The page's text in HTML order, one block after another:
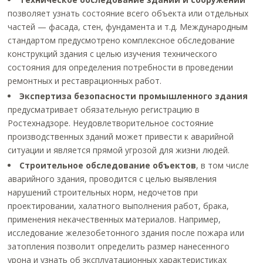
позволяет узнать состояние всего объекта или отдельных
частей — фасада, стен, фундамента и т.д. Международным
стандартом предусмотрено комплексное обследование
конструкций здания с целью изучения технического
состояния для определения потребности в проведении
ремонтных и реставрационных работ.
Экспертиза безопасности промышленного здания
предусматривает обязательную регистрацию в
Ростехнадзоре. Неудовлетворительное состояние
производственных зданий может привести к аварийной
ситуации и является прямой угрозой для жизни людей.
Строительное обследование объектов, в том числе
аварийного здания, проводится с целью выявления
нарушений строительных норм, недочетов при
проектировании, халатного выполнения работ, брака,
применения некачественных материалов. Например,
исследование железобетонного здания после пожара или
затопления позволит определить размер нанесенного
урона и узнать об эксплуатационных характеристиках